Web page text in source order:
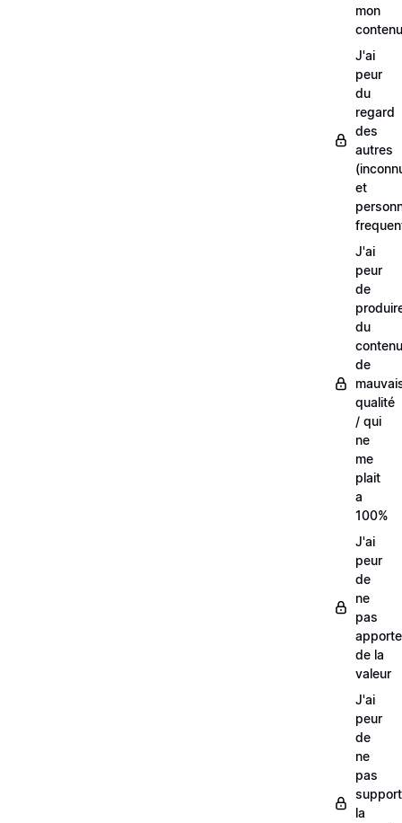
mon
contenu
J'ai
peur
du
regard
des
autres
et
J'ai
peur
de
du
contenu
de
qualité
/ qui
ne
me
plait
a
100%
J'ai
peur
de
ne
pas
de la
valeur
J'ai
peur
de
ne
pas
la